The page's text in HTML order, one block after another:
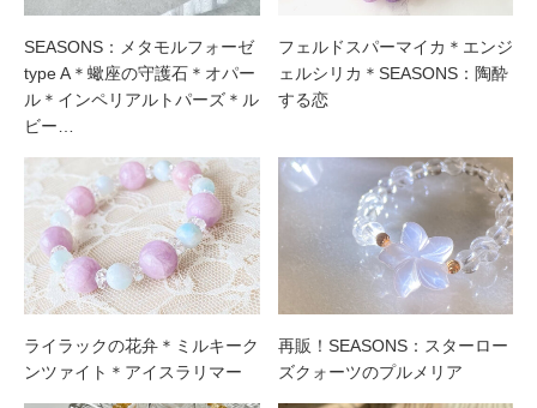
SEASONS：メタモルフォーゼ
type A＊蠍座の守護石＊オパー
ル＊インペリアルトパーズ＊ル
ビー…
フェルドスパーマイカ＊エンジ
ェルシリカ＊SEASONS：陶酔
する恋
ライラックの花弁＊ミルキーク
ンツァイト＊アイスラリマー
再販！SEASONS：スターロー
ズクォーツのプルメリア